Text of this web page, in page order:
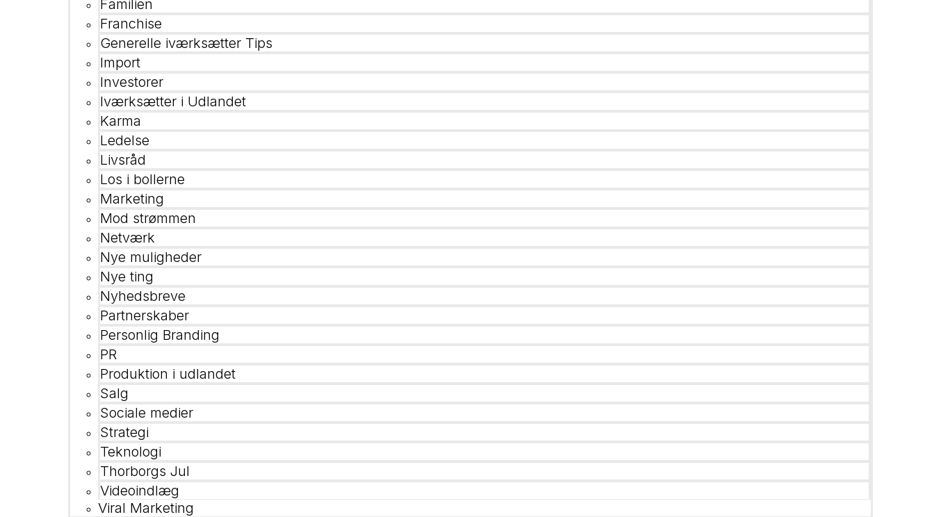
Familien
Franchise
Generelle iværksætter Tips
Import
Investorer
Iværksætter i Udlandet
Karma
Ledelse
Livsråd
Los i bollerne
Marketing
Mod strømmen
Netværk
Nye muligheder
Nye ting
Nyhedsbreve
Partnerskaber
Personlig Branding
PR
Produktion i udlandet
Salg
Sociale medier
Strategi
Teknologi
Thorborgs Jul
Videoindlæg
Viral Marketing